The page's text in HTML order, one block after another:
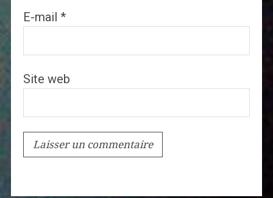
E-mail *
Site web